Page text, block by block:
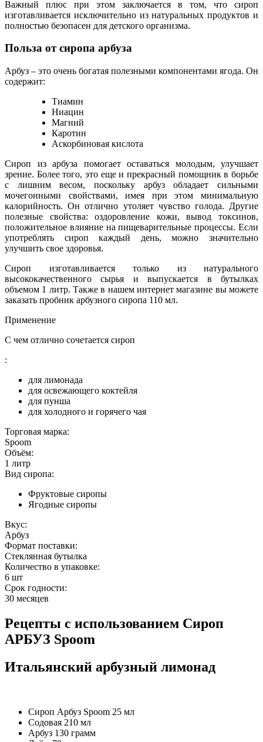
Важный плюс при этом заключается в том, что сироп
изготавливается исключительно из натуральных продуктов и
полностью безопасен для детского организма.
Польза от сиропа арбуза
Арбуз – это очень богатая полезными компонентами ягода. Он
содержит:
Тиамин
Ниацин
Магний
Каротин
Аскорбиновая кислота
Сироп из арбуза помогает оставаться молодым, улучшает
зрение. Более того, это еще и прекрасный помощник в борьбе
с лишним весом, поскольку арбуз обладает сильными
мочегонными свойствами, имея при этом минимальную
калорийность. Он отлично утоляет чувство голода. Другие
полезные свойства: оздоровление кожи, вывод токсинов,
положительное влияние на пищеварительные процессы. Если
употреблять сироп каждый день, можно значительно
улучшить свое здоровья.
Сироп изготавливается только из натурального
высококачественного сырья и выпускается в бутылках
объемом 1 литр. Также в нашем интернет магазине вы можете
заказать пробник арбузного сиропа 110 мл.
Применение
С чем отлично сочетается сироп
:
для лимонада
для освежающего коктейля
для пунша
для холодного и горячего чая
Торговая марка:
Spoom
Объём:
1 литр
Вид сиропа:
Фруктовые сиропы
Ягодные сиропы
Вкус:
Арбуз
Формат поставки:
Стеклянная бутылка
Количество в упаковке:
6 шт
Срок годности:
30 месяцев
Рецепты с использованием Сироп
АРБУЗ Spoom
Итальянский арбузный лимонад
Сироп Арбуз Spoom 25 мл
Содовая 210 мл
Арбуз 130 грамм